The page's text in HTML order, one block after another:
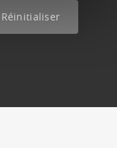
Réinitialiser